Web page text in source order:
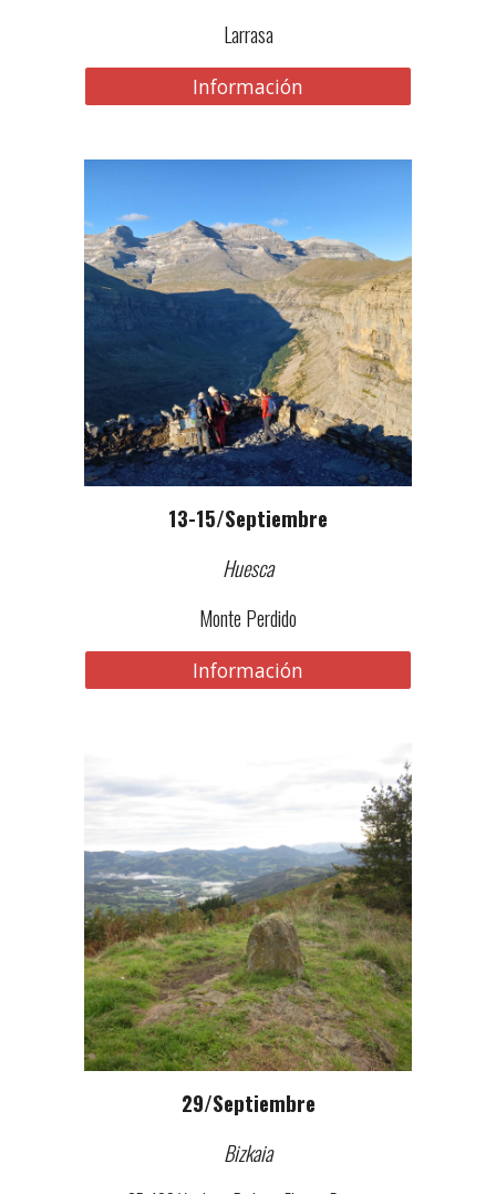
Larrasa
Información
13-15/Septiembre
Huesca
Monte Perdido
Información
29/Septiembre
Bizkaia